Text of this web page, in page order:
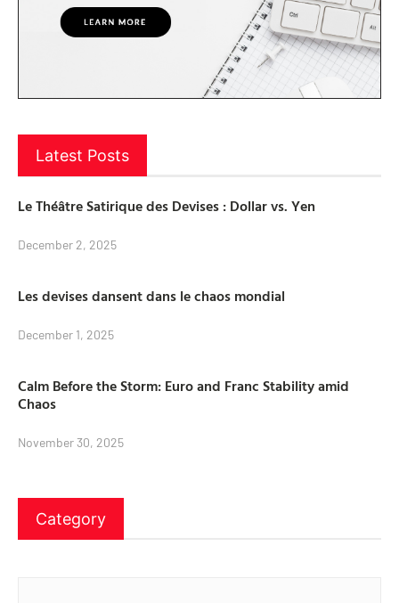
Latest Posts
Le Théâtre Satirique des Devises : Dollar vs. Yen
December 2, 2025
Les devises dansent dans le chaos mondial
December 1, 2025
Calm Before the Storm: Euro and Franc Stability amid
Chaos
November 30, 2025
Category